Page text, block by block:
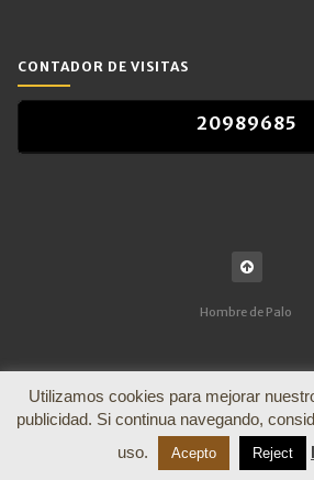
CONTADOR DE VISITAS
20989685
Hombre de Palo
Utilizamos cookies para mejorar
publicidad. Si continua navegando,
uso.
Acepto Reject